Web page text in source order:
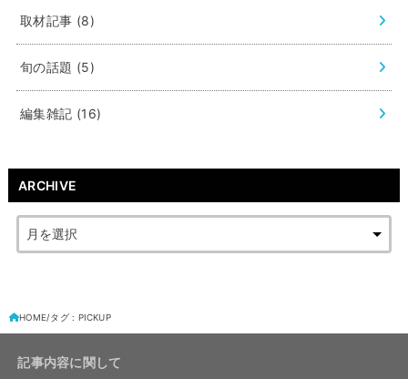
取材記事 (8)
旬の話題 (5)
編集雑記 (16)
ARCHIVE
HOME タグ : PICKUP
記事内容に関して